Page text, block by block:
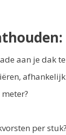
aan je dak
per stuk?